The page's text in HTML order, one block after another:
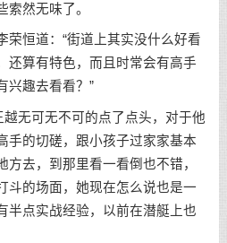
索然无味了。
荣恒道：“街道上其实没什么好看
还算有特色，而且时常会有高手
兴趣去看看？”
越无可无不可的点了点头，对于他
手的切磋，跟小孩子过家家基本
去，到那里看一看倒也不错，
斗的场面，她现在怎么说也是一
半点实战经验，以前在潜艇上也